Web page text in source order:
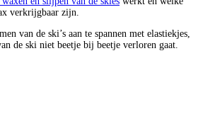
verkrijgbaar zijn.
van de ski’s aan te spannen met elastiekjes,
de ski niet beetje bij beetje verloren gaat.